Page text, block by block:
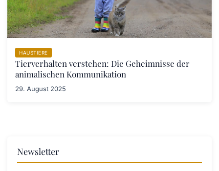
HAUSTIERE
Tierverhalten verstehen: Die Geheimnisse der
animalischen Kommunikation
29. August 2025
Newsletter